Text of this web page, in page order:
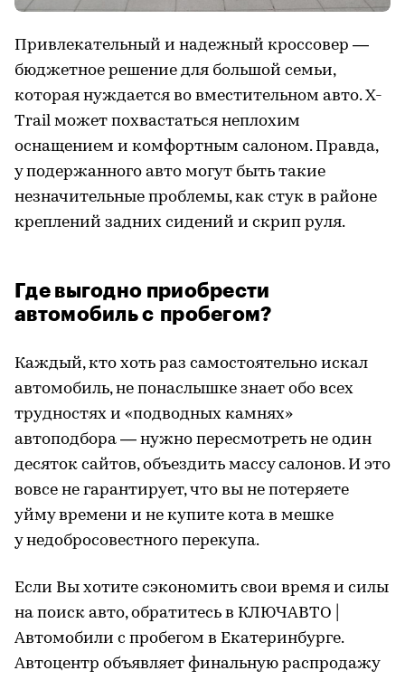
Привлекательный и надежный кроссовер —
бюджетное решение для большой семьи,
которая нуждается во вместительном авто. X-
Trail может похвастаться неплохим
оснащением и комфортным салоном. Правда,
у подержанного авто могут быть такие
незначительные проблемы, как стук в районе
креплений задних сидений и скрип руля.
Где выгодно приобрести
автомобиль с пробегом?
Каждый, кто хоть раз самостоятельно искал
автомобиль, не понаслышке знает обо всех
трудностях и «подводных камнях»
автоподбора — нужно пересмотреть не один
десяток сайтов, объездить массу салонов. И это
вовсе не гарантирует, что вы не потеряете
уйму времени и не купите кота в мешке
у недобросовестного перекупа.
Если Вы хотите сэкономить свои время и силы
на поиск авто, обратитесь в КЛЮЧАВТО |
Автомобили с пробегом в Екатеринбурге.
Автоцентр объявляет финальную распродажу